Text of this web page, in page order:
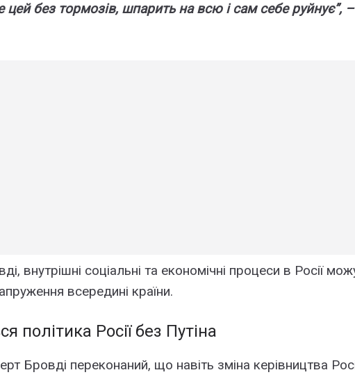
цей без тормозів, шпарить на всю і сам себе руйнує”,
внутрішні соціальні та економічні процеси в Росії
всередині країни.
політика Росії без Путіна
Бровді переконаний, що навіть зміна керівництва